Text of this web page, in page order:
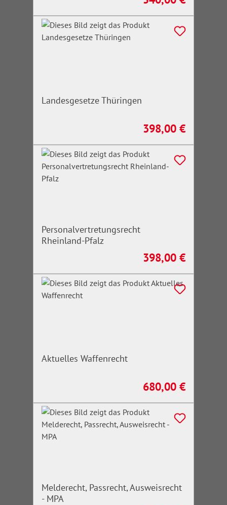
Landesgesetze Thüringen
Regulärer Preis:
398,00 €
Personalvertretungsrecht
Rheinland-Pfalz
Regulärer Preis:
398,00 €
Aktuelles Waffenrecht
Regulärer Preis:
680,00 €
Melderecht, Passrecht, Ausweisrecht
- MPA